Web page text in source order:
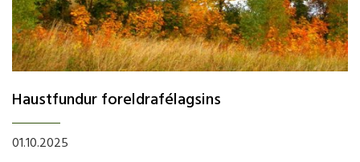
Haustfundur foreldrafélagsins
01.10.2025